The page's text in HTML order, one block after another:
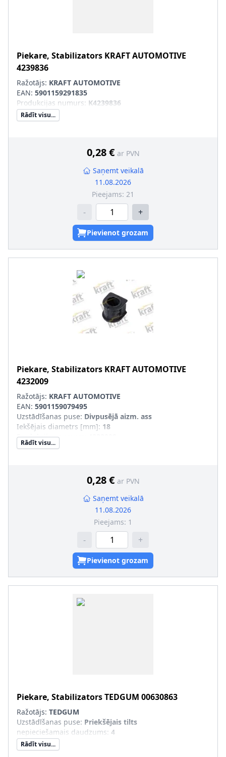
Piekare, Stabilizators KRAFT AUTOMOTIVE
4239836
Ražotājs: KRAFT AUTOMOTIVE
EAN: 5901159291835
Produkcijas numurs: K4239836
Rādīt visu...
0,28 € ar PVN
Saņemt veikalā
11.08.2026
Pieejams: 21
- +
Pievienot grozam
Piekare, Stabilizators KRAFT AUTOMOTIVE
4232009
Ražotājs: KRAFT AUTOMOTIVE
EAN: 5901159079495
Uzstādīšanas puse: Divpusējā aizm. ass
Iekšējais diametrs [mm]: 18
Produkcijas numurs
Rādīt visu...
0,28 € ar PVN
Saņemt veikalā
11.08.2026
Pieejams: 1
- +
Pievienot grozam
Piekare, StabilizatorsTEDGUM 00630863
Ražotājs: TEDGUM
Uzstādīšanas puse: Priekšējais tilts
nepieciešamais daudzums: 4
Rādīt visu...